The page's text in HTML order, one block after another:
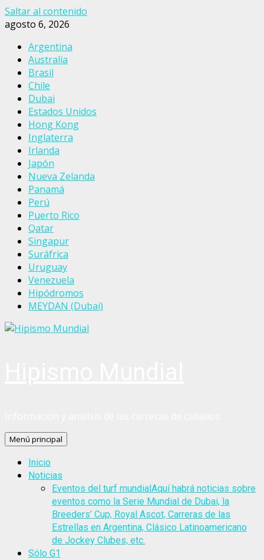
Saltar al contenido
agosto 6, 2026
Argentina
Australia
Brasil
Chile
Dubai
Estados Unidos
Hong Kong
Inglaterra
Irlanda
Japón
Nueva Zelanda
Panamá
Perú
Puerto Rico
Qatar
Singapur
Suráfrica
Uruguay
Venezuela
Hipódromos
MEYDAN (Dubai)
Menú principal
Inicio
Noticias
Eventos del turf mundialAquí habrá noticias sobre
eventos como la Serie Mundial de Dubai, la
Breeders’ Cup, Royal Ascot, Carreras de las
Estrellas en Argentina, Clásico Latinoamericano
de Jockey Clubes, etc.
Sólo G1